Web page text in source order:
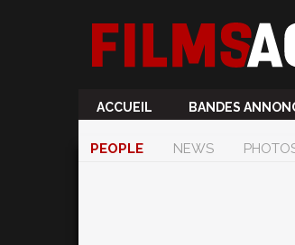
ACCUEIL BANDES
PEOPLE NEWS